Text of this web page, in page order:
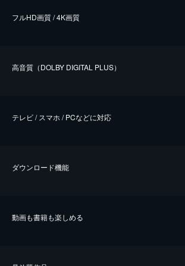
フルHD画質 / 4K画質
⾼⾳質（DOLBY DIGITAL PLUS）
テレビ / スマホ / PCなどに対応
ダウンロード機能
動画も書籍も楽しめる